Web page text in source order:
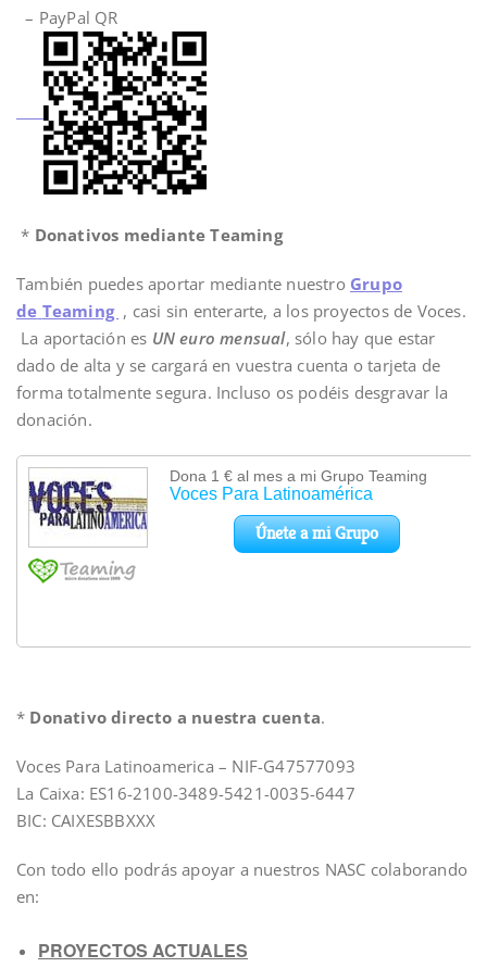
– PayPal QR
* Donativos mediante Teaming
También puedes aportar mediante nuestro Grupo
de Teaming , casi sin enterarte, a los proyectos de Voces.
La aportación es UN euro mensual, sólo hay que estar
dado de alta y se cargará en vuestra cuenta o tarjeta de
forma totalmente segura. Incluso os podéis desgravar la
donación.
* Donativo directo a nuestra cuenta.
Voces Para Latinoamerica – NIF-G47577093
La Caixa: ES16-2100-3489-5421-0035-6447
BIC: CAIXESBBXXX
Con todo ello podrás apoyar a nuestros NASC colaborando
en:
PROYECTOS ACTUALES